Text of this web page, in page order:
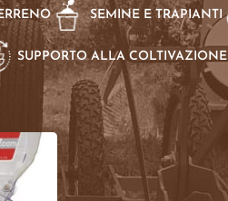
SEMINE E TRAPIANTI
SUPPORTO ALLA COLTIVAZIONE